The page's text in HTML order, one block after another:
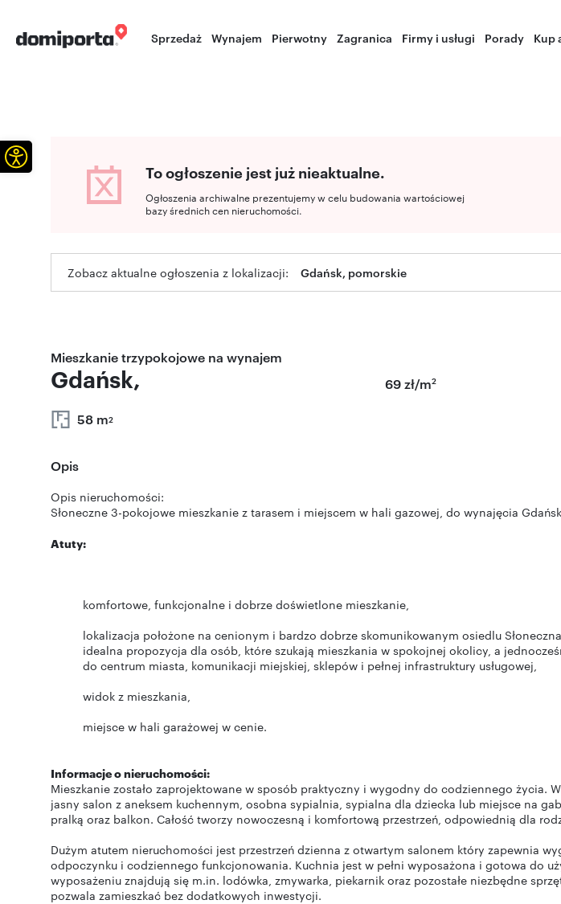
Sprzedaż Wynajem Pierwotny Zagranica Firmy i usługi Porady Kup
To ogłoszenie jest już nieaktualne.
Ogłoszenia archiwalne prezentujemy w celu budowania wartościowej
bazy średnich cen nieruchomości.
Zobacz aktualne ogłoszenia z lokalizacji: Gdańsk, pomorskie
Mieszkanie trzypokojowe na wynajem
Gdańsk,
58 m2
69 zł/m2
Opis
Opis nieruchomości:
Słoneczne 3-pokojowe mieszkanie z tarasem i miejscem w hali gazowej, do wynajęcia
Atuty:
komfortowe, funkcjonalne i dobrze doświetlone mieszkanie,
lokalizacja położone na cenionym i bardzo dobrze skomunikowanym osiedlu
idealna propozycja dla osób, które szukają mieszkania w spokojnej okolicy, a
do centrum miasta, komunikacji miejskiej, sklepów i pełnej infrastruktury usługowej,
widok z mieszkania,
miejsce w hali garażowej w cenie.
Informacje o nieruchomości:
Mieszkanie zostało zaprojektowane w sposób praktyczny i wygodny do codziennego życia.
jasny salon z aneksem kuchennym, osobna sypialnia, sypialna dla dziecka lub miejsce na
pralką oraz balkon. Całość tworzy nowoczesną i komfortową przestrzeń, odpowiednią dla
Dużym atutem nieruchomości jest przestrzeń dzienna z otwartym salonem który zapewnia
odpoczynku i codziennego funkcjonowania. Kuchnia jest w pełni wyposażona i gotowa do
wyposażeniu znajdują się m.in. lodówka, zmywarka, piekarnik oraz pozostałe niezbędne
pozwala zamieszkać bez dodatkowych inwestycji.
Otwórz pasek narzędzi